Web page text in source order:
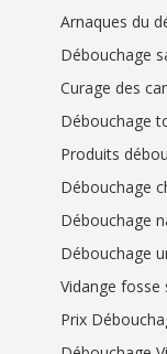
Arnaques du
Débouchage
Curage des
Débouchage
Produits
Débouchage
Débouchage
Débouchage
Vidange fosse
Prix